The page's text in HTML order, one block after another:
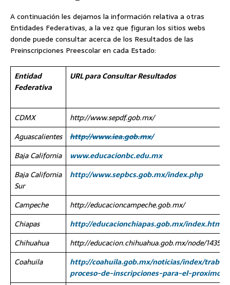
A continuación les dejamos la información relativa a otras
Entidades Federativas, a la vez que figuran los sitios webs
donde puede consultar acerca de los Resultados de las
Preinscripciones Preescolar en cada Estado:
Entidad
Federativa
URL para Consultar Resultados
CDMX
http://www.sepdf.gob.mx/
Aguascalientes
http://www.iea.gob.mx/
Baja California
www.educacionbc.edu.mx
Baja California
Sur
http://www.sepbcs.gob.mx/index.php
Campeche
http://educacioncampeche.gob.mx/
Chiapas
http://educacionchiapas.gob.mx/index.html
Chihuahua
http://educacion.chihuahua.gob.mx/node/14358
Coahuila
http://coahuila.gob.mx/noticias/index/
proceso-de-inscripciones-para-el-proximo-